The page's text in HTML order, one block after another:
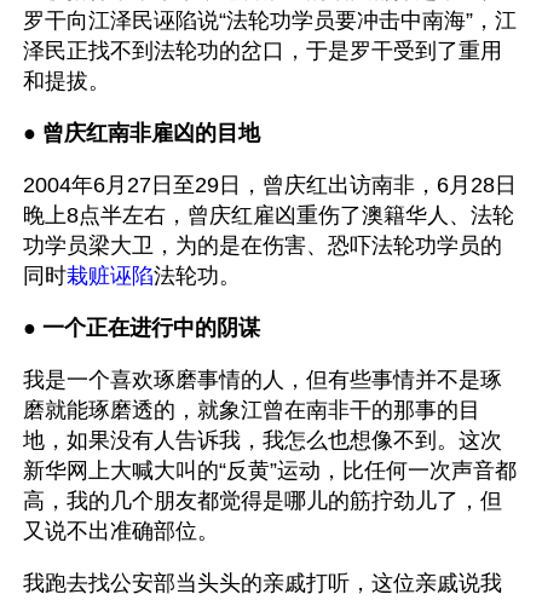
罗干向江泽民诬陷说“法轮功学员要冲击中南海”，江
泽民正找不到法轮功的岔口，于是罗干受到了重用
和提拔。
● 曾庆红南非雇凶的目地
2004年6月27日至29日，曾庆红出访南非，6月28日
晚上8点半左右，曾庆红雇凶重伤了澳籍华人、法轮
功学员梁大卫，为的是在伤害、恐吓法轮功学员的
同时栽赃诬陷法轮功。
● 一个正在进行中的阴谋
我是一个喜欢琢磨事情的人，但有些事情并不是琢
磨就能琢磨透的，就象江曾在南非干的那事的目
地，如果没有人告诉我，我怎么也想像不到。这次
新华网上大喊大叫的“反黄”运动，比任何一次声音都
高，我的几个朋友都觉得是哪儿的筋拧劲儿了，但
又说不出准确部位。
我跑去找公安部当头头的亲戚打听，这位亲戚说我